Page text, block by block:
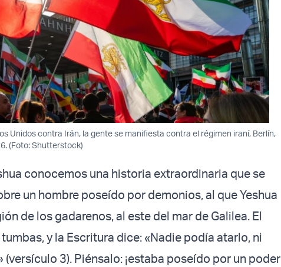
Unidos contra Irán, la gente se manifiesta contra el régimen iraní, Berlín,
(Foto: Shutterstock)
conocemos una historia extraordinaria que se
un hombre poseído por demonios, al que Yeshua
de los gadarenos, al este del mar de Galilea. El
y la Escritura dice: «Nadie podía atarlo, ni
3). Piénsalo: ¡estaba poseído por un poder